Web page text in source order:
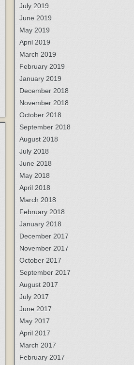
July 2019
June 2019
May 2019
April 2019
March 2019
February 2019
January 2019
December 2018
November 2018
October 2018
September 2018
August 2018
July 2018
June 2018
May 2018
April 2018
March 2018
February 2018
January 2018
December 2017
November 2017
October 2017
September 2017
August 2017
July 2017
June 2017
May 2017
April 2017
March 2017
February 2017